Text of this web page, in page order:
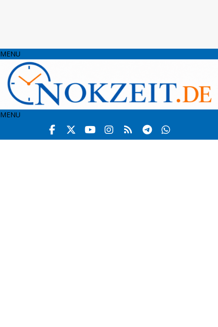
MENU
MENU